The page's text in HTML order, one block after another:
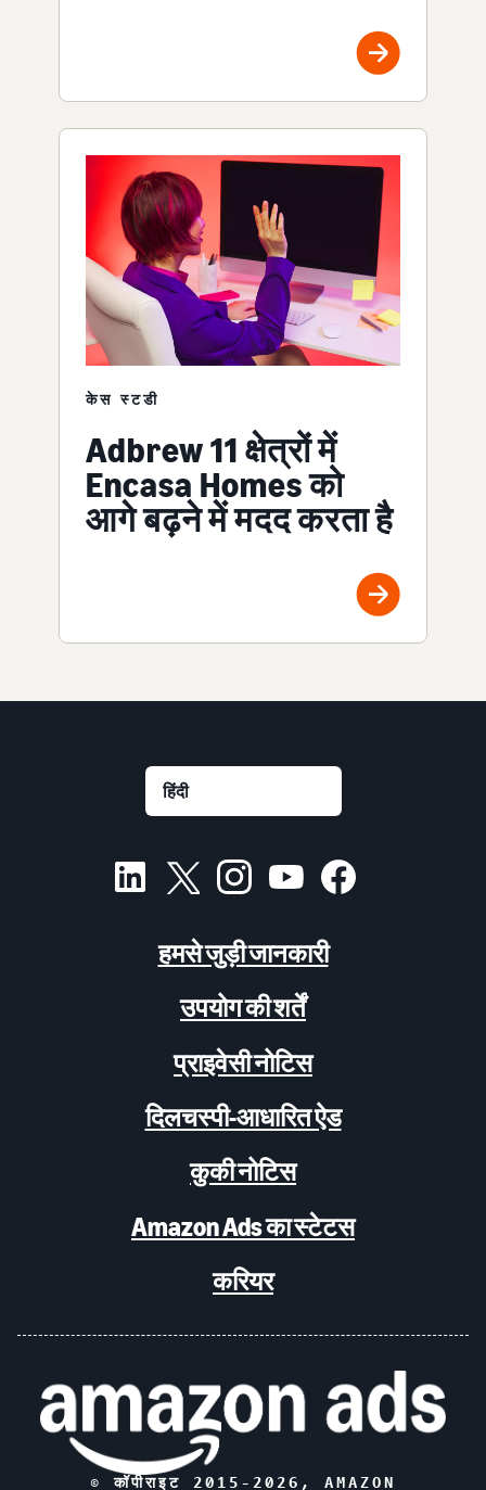
केस स्टडी
Adbrew 11 क्षेत्रों में
Encasa Homes को
आगे बढ़ने में मदद करता है
हमसे जुड़ी जानकारी
उपयोग की शर्तें
प्राइवेसी नोटिस
दिलचस्पी-आधारित ऐड
कुकी नोटिस
Amazon Ads का स्टेटस
करियर
© कॉपीराइट 2015- 2026 , AMAZON